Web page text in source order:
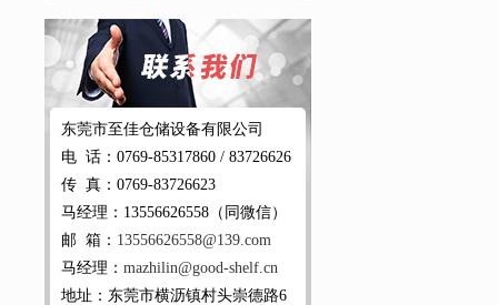
东莞市至佳仓储设备有限公司
电 话：0769-85317860 / 83726626
传 真：0769-83726623
马经理：13556626558（同微信）
邮 箱： 13556626558@139.com
马经理： mazhilin@good-shelf.cn
地址：东莞市横沥镇村头崇德路6